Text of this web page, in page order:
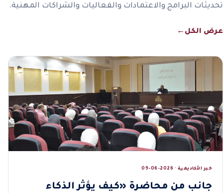
تحديثات البرامج والاعتمادات والفعاليات والشراكات المهنية.
عرض الكل ←
خبر الأكاديمية · 2026-06-09
جانب من محاضرة «كيف يؤثر الذكاء